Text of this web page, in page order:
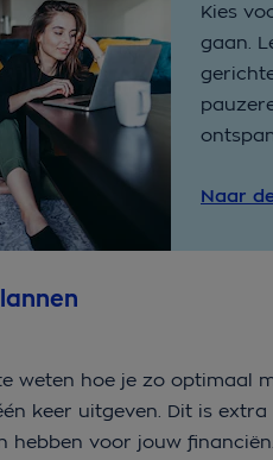
Kies
gaan.
Naar
weten hoe je zo optimaal
keer uitgeven. Dit is
hebben voor jouw